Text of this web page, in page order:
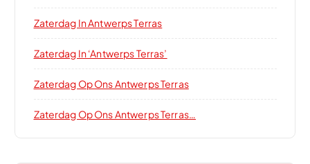
Zaterdag In Antwerps Terras
Zaterdag In ‘Antwerps Terras’
Zaterdag Op Ons Antwerps Terras
Zaterdag Op Ons Antwerps Terras…